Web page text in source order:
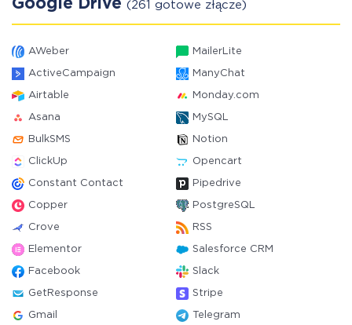
Google Drive (261 gotowe złącze)
AWeber MailerLite
ActiveCampaign ManyChat
Airtable Monday.com
Asana MySQL
BulkSMS Notion
ClickUp Opencart
Constant Contact Pipedrive
Copper PostgreSQL
Crove RSS
Elementor Salesforce CRM
Facebook Slack
GetResponse Stripe
Gmail Telegram